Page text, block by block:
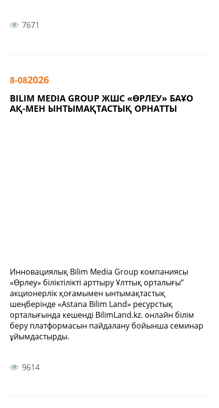
7671
8-082026
BILIM MEDIA GROUP ЖШС «ӨРЛЕУ» БАҰО
АҚ-МЕН ЫНТЫМАҚТАСТЫҚ ОРНАТТЫ
Инновациялық Bilim Media Group компаниясы
«Өрлеу» біліктілікті арттыру Ұлттық орталығы”
акционерлік қоғамымен ынтымақтастық
шеңберінде «Astana Bilim Land» ресурстық
орталығында кешенді BilimLand.kz. онлайн білім
беру платформасын пайдалану бойынша семинар
ұйымдастырды.
9614